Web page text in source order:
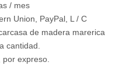
/ mes
Union, PayPal, L / C
de madera marerica
cantidad.
expreso.